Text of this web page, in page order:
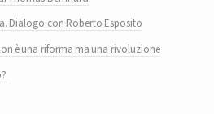
Dialogo con Roberto Esposito
è una riforma ma una rivoluzione